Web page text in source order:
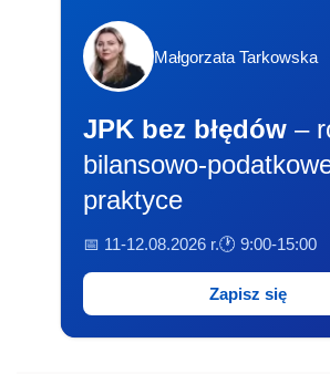
Małgorzata Tarkowska
JPK bez błędów –
bilansowo-
praktyce
📅 11-12.08.2026 r.🕐 9:00-15:00
Zapisz się